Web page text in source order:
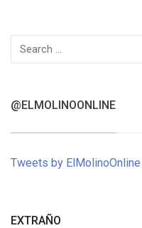
Search
for:
@ELMOLINOONLINE
Tweets by ElMolinoOnline
EXTRAÑO